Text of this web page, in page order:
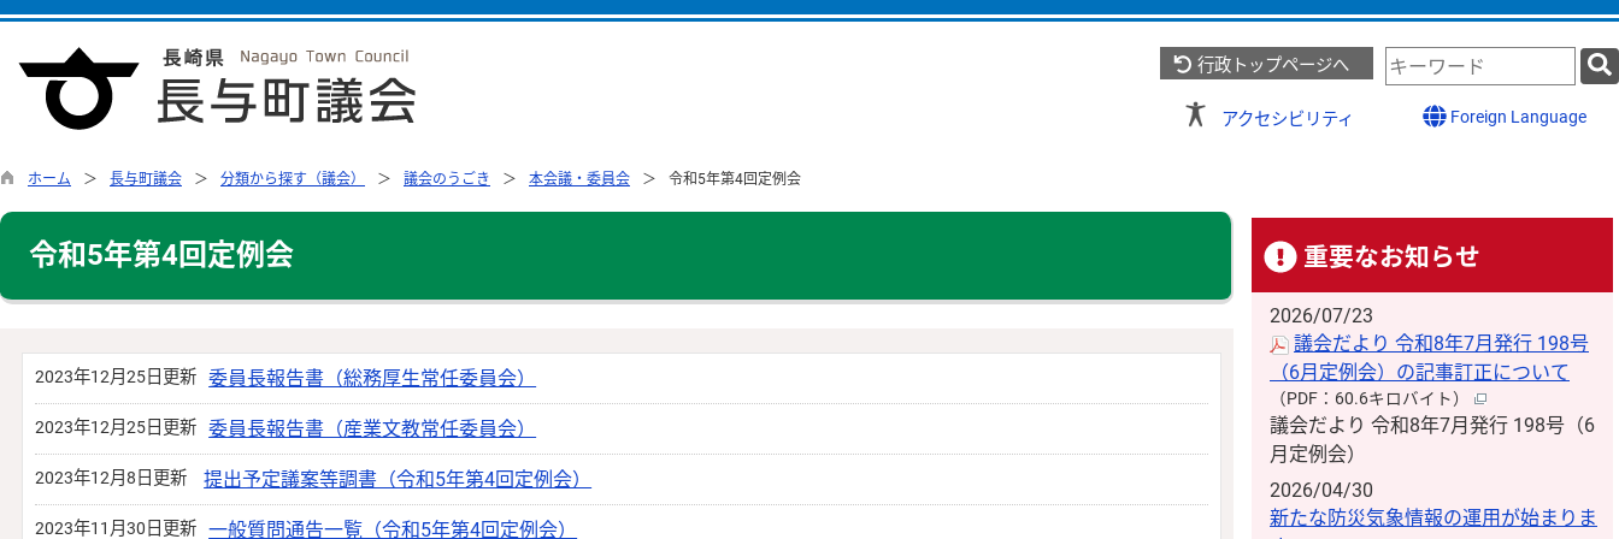
行政トップページへ
検
索
ド
アクセシビリティ Foreign Language
ホーム 長与町議会 分類から探す（議会） 議会のうごき 本会議・委員会 令和5年第4回定例会
令和5年第4回定例会
2023年12月25日更新 委員長報告書（総務厚生常任委員会）
2023年12月25日更新 委員長報告書（産業文教常任委員会）
2023年12月8日更新 提出予定議案等調書（令和5年第4回定例会）
2023年11月30日更新 一般質問通告一覧（令和5年第4回定例会）
重要なお知らせ
2026/07/23
議会だより 令和8年7月発行 198号
（6月定例会）の記事訂正について
（PDF：60.6キロバイト）
議会だより 令和8年7月発行 198号（6
月定例会）
2026/04/30
新たな防災気象情報の運用が始まりま